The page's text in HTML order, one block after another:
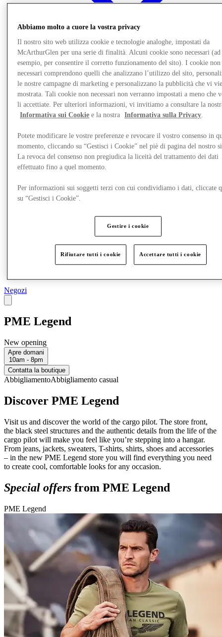
Offerte
Pianifica la tua visita
Cosa c'è in programma
Mangia e Bevi
Servizi
Gift Card
Altro
Negozi
PME Legend
New opening
Apre domani
10am - 8pm
Contatta la boutique
AbbigliamentoAbbigliamento casual
Discover PME Legend
Visit us and discover the world of the cargo pilot. The store front,
the black steel structures and the authentic details from the life of the
cargo pilot will make you feel like you’re stepping into a hangar.
From jeans, jackets, sweaters, T-shirts, shirts, shoes and accessories
– in the new PME Legend store you will find everything you need
to create cool, comfortable looks for any occasion.
Special offers from PME Legend
PME Legend
Abbiamo molto a cuore la vostra privacy
Il nostro sito web utilizza cookie e tecnologie analoghe, impostati da
McArthurGlen per una serie di finalità. Alcuni cookie sono necessari (ad
esempio, per consentire il corretto funzionamento del sito). I cookie non
necessari comprendono quelli che analizzano l’utilizzo del sito,
le nostre campagne di marketing e personalizzano la pubblicità che vi
mostrata. Tali cookie non necessari non verranno impostati a meno che
li accettiate. Per ulteriori informazioni, vi invitiamo a consultare la
Informativa sui Cookie e la nostra Informativa sulla Privacy.
Potete modificare le vostre preferenze e revocare il vostro consenso in
momento, cliccando su “Gestisci i Cookie” nel piè di pagina del nostro
La revoca del consenso non pregiudica la liceità del trattamento dei dati
effettuato fino a quel momento.
Per informazioni sui soggetti terzi con cui condividiamo i dati, cliccate
su “Gestisci i Cookie”.
Gestire i cookie
Rifiutare tutti i cookie Accettare tutti i cookie